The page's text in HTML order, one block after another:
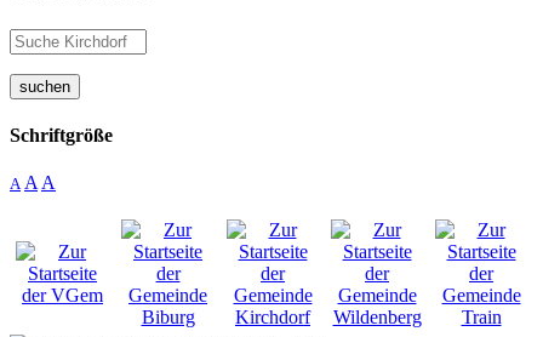
suchen
Schriftgröße
A A A